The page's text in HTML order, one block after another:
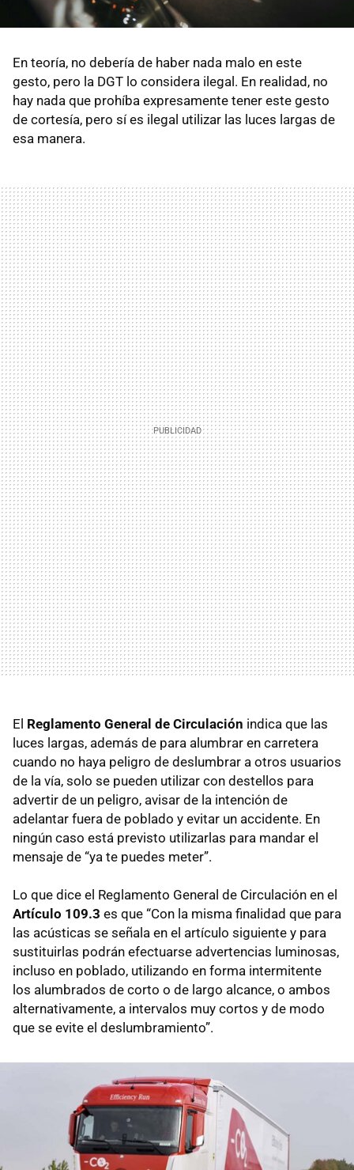
En teoría, no debería de haber nada malo en este
gesto, pero la DGT lo considera ilegal. En realidad, no
hay nada que prohíba expresamente tener este gesto
de cortesía, pero sí es ilegal utilizar las luces largas de
esa manera.
El Reglamento General de Circulación indica que las
luces largas, además de para alumbrar en carretera
cuando no haya peligro de deslumbrar a otros usuarios
de la vía, solo se pueden utilizar con destellos para
advertir de un peligro, avisar de la intención de
adelantar fuera de poblado y evitar un accidente. En
ningún caso está previsto utilizarlas para mandar el
mensaje de “ya te puedes meter”.
Lo que dice el Reglamento General de Circulación en el
Artículo 109.3 es que “Con la misma finalidad que para
las acústicas se señala en el artículo siguiente y para
sustituirlas podrán efectuarse advertencias luminosas,
incluso en poblado, utilizando en forma intermitente
los alumbrados de corto o de largo alcance, o ambos
alternativamente, a intervalos muy cortos y de modo
que se evite el deslumbramiento”.